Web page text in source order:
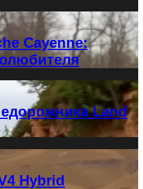
Cayenne:
Land
Hybrid